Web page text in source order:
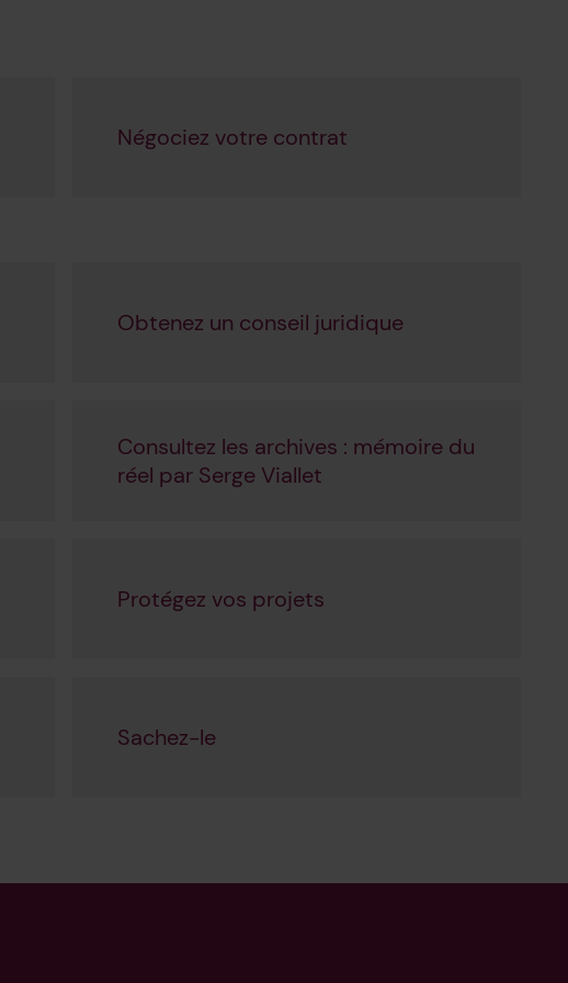
Négociez votre contrat
Obtenez un conseil juridique
Consultez les archives : mémoire du
réel par Serge Viallet
Protégez vos projets
Sachez-le